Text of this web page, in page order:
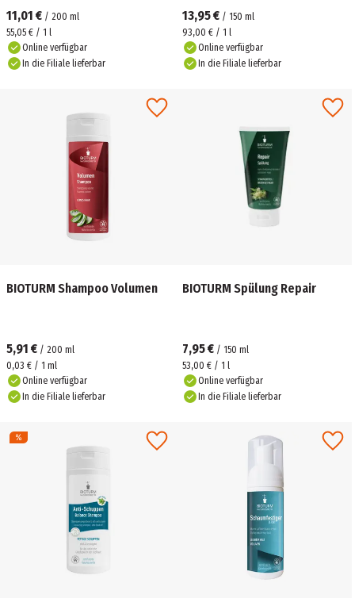
11,01 € / 200 ml
55,05 € / 1 l
Online verfügbar
In die Filiale lieferbar
13,95 € / 150 ml
93,00 € / 1 l
Online verfügbar
In die Filiale lieferbar
BIOTURM Shampoo Volumen
5,91 € / 200 ml
0,03 € / 1 ml
Online verfügbar
In die Filiale lieferbar
BIOTURM Spülung Repair
7,95 € / 150 ml
53,00 € / 1 l
Online verfügbar
In die Filiale lieferbar